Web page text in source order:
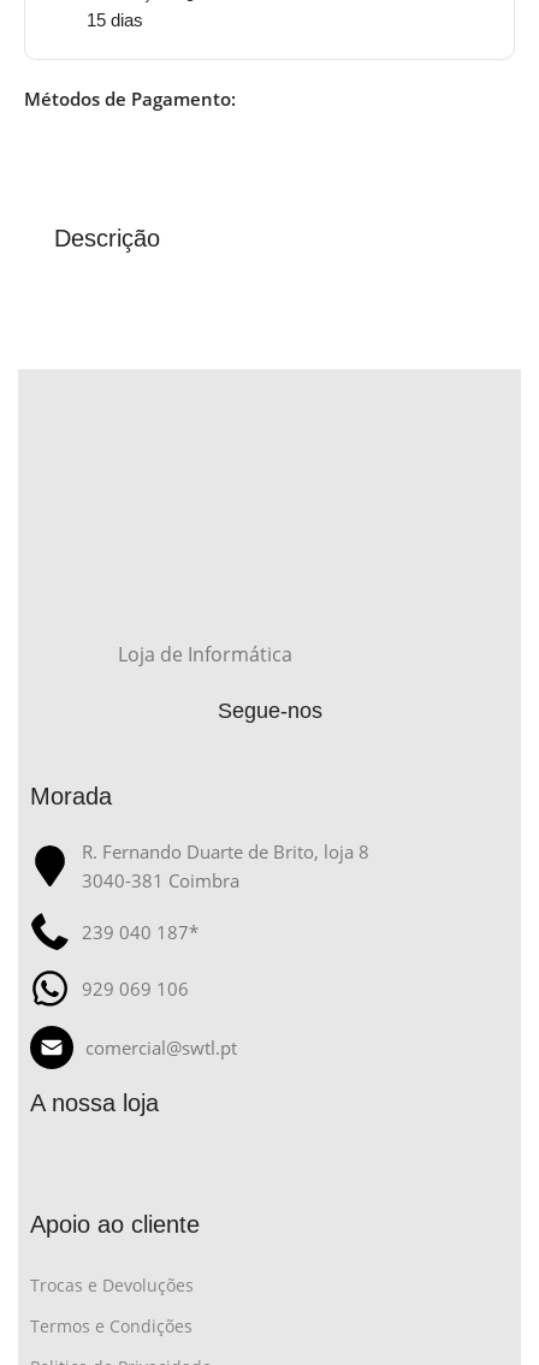
15 dias
Métodos de Pagamento:
Descrição
Loja de Informática
Segue-nos
Morada
R. Fernando Duarte de Brito, loja 8
3040-381 Coimbra
239 040 187*
929 069 106
comercial@swtl.pt
A nossa loja
Apoio ao cliente
Trocas e Devoluções
Termos e Condições